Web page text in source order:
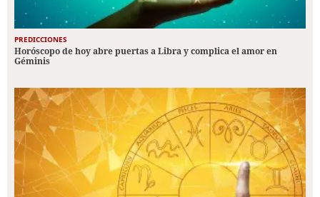
PREDICCIONES
Horóscopo de hoy abre puertas a Libra y complica el amor en
Géminis